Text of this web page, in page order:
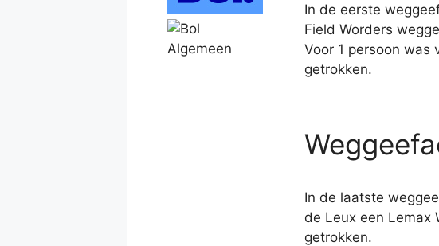
In de eerste
Field Worders
Voor 1 persoon
getrokken.
In de laatste
de Leux een Lemax
getrokken.